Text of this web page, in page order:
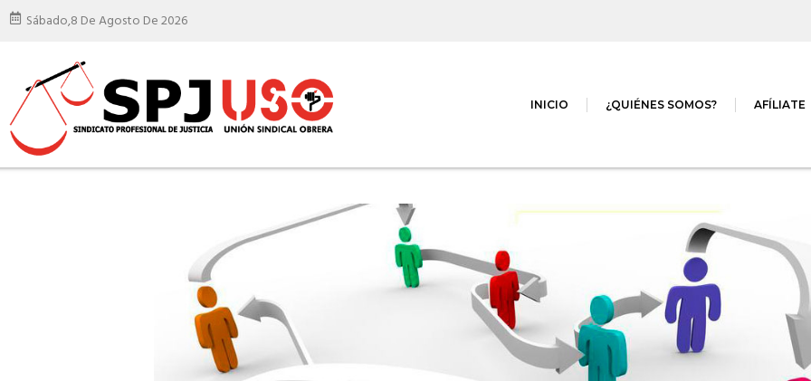
Sábado,8 De Agosto De 2026
INICIO ¿QUIÉNES SOMOS? AFÍLIATE